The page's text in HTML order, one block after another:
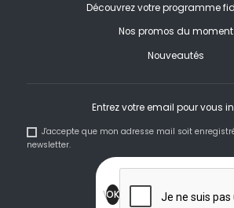
Découvrez votre programme
Nos promos du moment
Nouveautés
Entrez votre email pour vous
J'accepte que mon adresse mail soit
newsletter.